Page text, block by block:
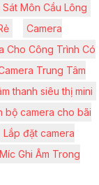
Môn Cầu Lông
Camera
Cho Công Trình Có
Trung Tâm
thanh siêu thị mini
bộ camera cho bãi
Lắp đặt camera
Ghi Âm Trong